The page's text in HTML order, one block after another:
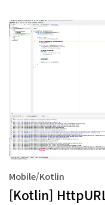
다. 권한을 명시하면 앱에
한의 허용 여부를 묻게
럼 보편적인 권한은 일
Mobile/Kotlin
[Kotlin]